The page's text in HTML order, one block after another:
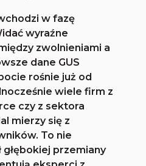
w fazę
wyraźne
zwolnieniami a
dane GUS
rośnie już od
wiele firm z
czy z sektora
mierzy się z
To nie
głębokiej przemiany